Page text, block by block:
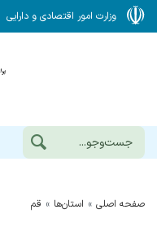
وزارت امور اقتصادی و دارایی
صفحه اصلی استان‌ها قم